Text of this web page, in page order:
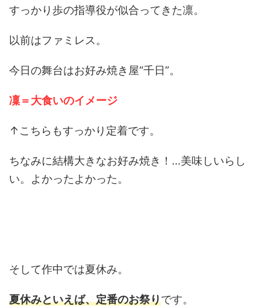
すっかり歩の指導役が似合ってきた凛。
以前はファミレス。
今日の舞台はお好み焼き屋“千日”。
凜＝大食いのイメージ
↑こちらもすっかり定着です。
ちなみに結構大きなお好み焼き！…美味しいらし
い。よかったよかった。
そして作中では夏休み。
夏休みといえば、定番のお祭りです。